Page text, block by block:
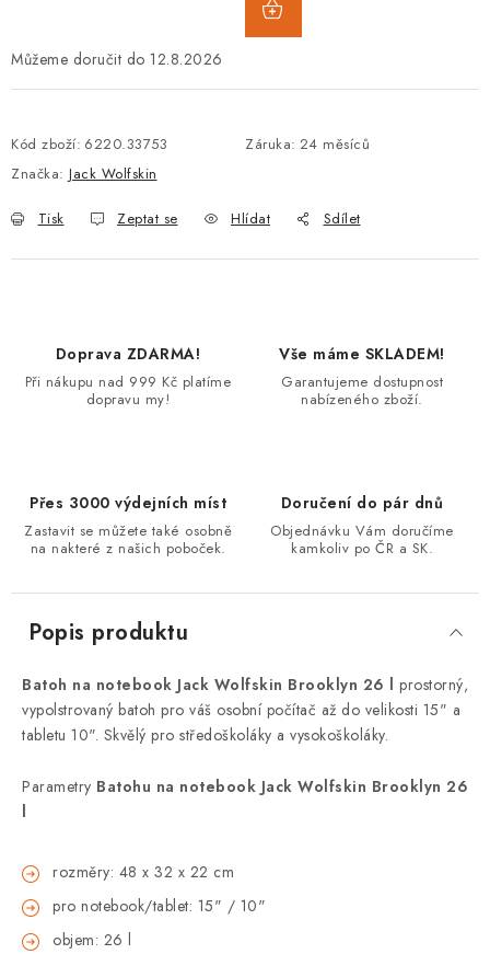
12.8.2026
Kód zboží: 6220.33753 Záruka: 24 měsíců
Značka: Jack Wolfskin
Tisk Zeptat se Hlídat Sdílet
Doprava ZDARMA!
Při nákupu nad 999 Kč platíme
dopravu my!
Vše máme SKLADEM!
Garantujeme dostupnost
nabízeného zboží.
Přes 3000 výdejních míst
Zastavit se můžete také osobně
na nakteré z našich poboček.
Doručení do pár dnů
Objednávku Vám doručíme
kamkoliv po ČR a SK.
Popis produktu
Batoh na notebook Jack Wolfskin Brooklyn 26 l prostorný,
vypolstrovaný batoh pro váš osobní počítač až do velikosti 15" a
tabletu 10". Skvělý pro středoškoláky a vysokoškoláky.
Parametry Batohu na notebook Jack Wolfskin Brooklyn 26
l
rozměry: 48 x 32 x 22 cm
pro notebook/tablet: 15" / 10"
objem: 26 l